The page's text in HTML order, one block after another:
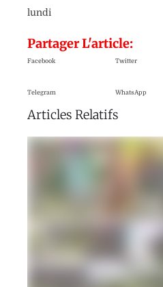
lundi
Partager L'article:
Facebook Twitter
Telegram WhatsApp
Articles Relatifs